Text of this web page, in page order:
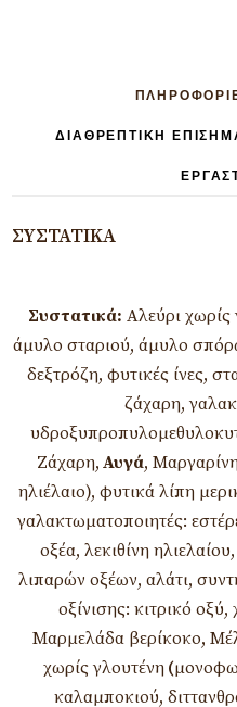
ΔΙΑΘΡΕΠΤΙΚΉ
ΣΥΣΤΑΤΙΚΆ
Συστατικά: Αλεύρι χωρίς
άμυλο σταριού, άμυλο
δεξτρόζη, φυτικές ίνες,
ζάχαρη,
Ζάχαρη, Αυγά, Μαργαρίνη
ηλιέλαιο), φυτικά λίπη
γαλακτωματοποιητές:
οξέα, λεκιθίνη
λιπαρών οξέων, αλάτι,
οξίνισης: κιτρικό
Μαρμελάδα βερίκοκο,
χωρίς γλουτένη (
καλαμποκιού,